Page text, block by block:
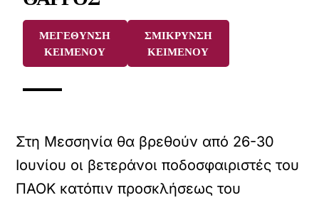
ΜΕΓΕΘΥΝΣΗ
ΚΕΙΜΕΝΟΥ
ΣΜΙΚΡΥΝΣΗ
ΚΕΙΜΕΝΟΥ
Στη Μεσσηνία θα βρεθούν από 26-30
Ιουνίου οι βετεράνοι ποδοσφαιριστές του
ΠΑΟΚ κατόπιν προσκλήσεως του